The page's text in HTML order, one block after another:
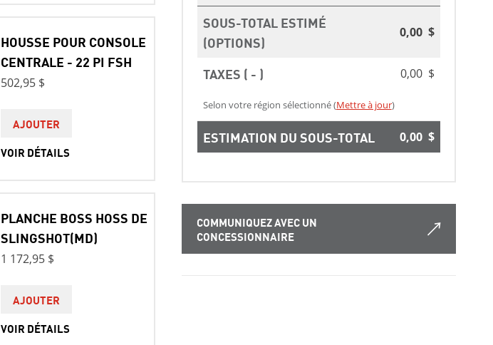
HOUSSE POUR CONSOLE
CENTRALE - 22 PI FSH
502,95 $
AJOUTER
VOIR DÉTAILS
PLANCHE BOSS HOSS DE
SLINGSHOT(MD)
1 172,95 $
AJOUTER
VOIR DÉTAILS
SOUS-TOTAL ESTIMÉ
(OPTIONS)
0,00 $
TAXES ( - ) 0,00 $
Selon votre région sélectionné (Mettre à jour)
ESTIMATION DU SOUS-TOTAL 0,00 $
COMMUNIQUEZ AVEC UN
CONCESSIONNAIRE